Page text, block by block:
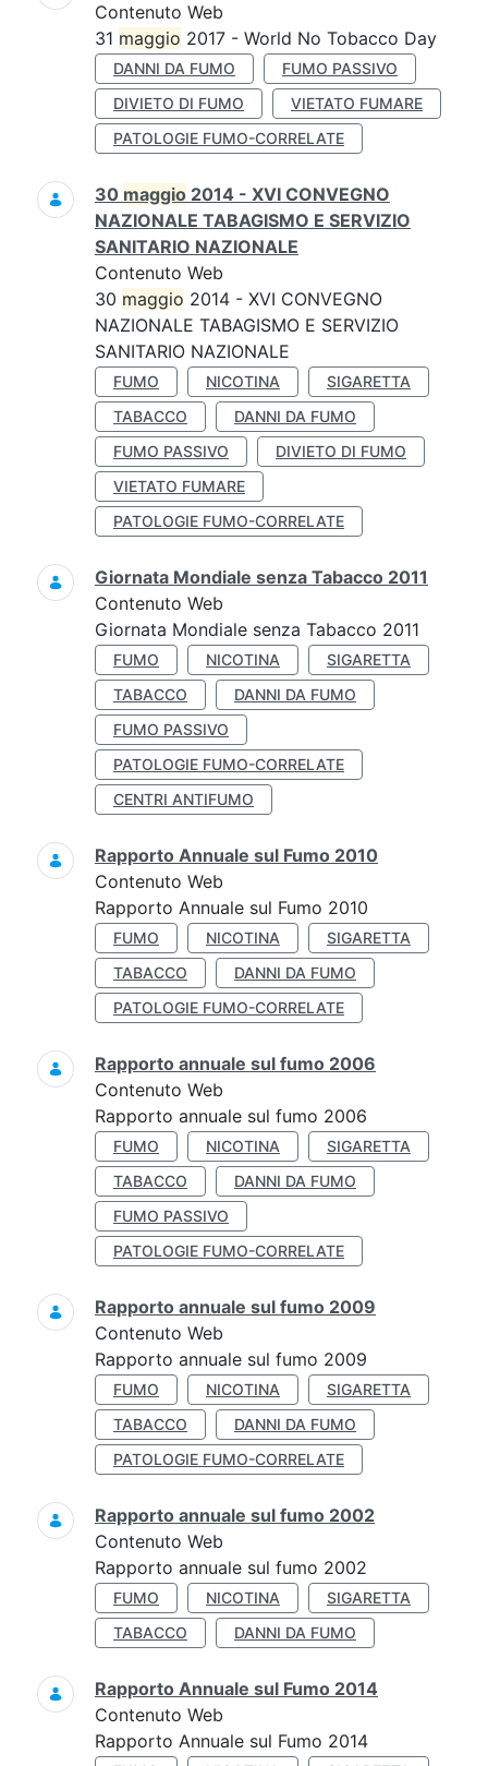
Contenuto Web
31 maggio 2017 - World No Tobacco Day
DANNI DA FUMO
FUMO PASSIVO
DIVIETO DI FUMO
VIETATO FUMARE
PATOLOGIE FUMO-CORRELATE
30 maggio 2014 - XVI CONVEGNO
NAZIONALE TABAGISMO E SERVIZIO
SANITARIO NAZIONALE
Contenuto Web
30 maggio 2014 - XVI CONVEGNO
NAZIONALE TABAGISMO E SERVIZIO
SANITARIO NAZIONALE
FUMO NICOTINA
SIGARETTA
TABACCO
DANNI DA FUMO
FUMO PASSIVO
DIVIETO DI FUMO
VIETATO FUMARE
PATOLOGIE FUMO-CORRELATE
Giornata Mondiale senza Tabacco 2011
Contenuto Web
Giornata Mondiale senza Tabacco 2011
FUMO NICOTINA
SIGARETTA
TABACCO
DANNI DA FUMO
FUMO PASSIVO
PATOLOGIE FUMO-CORRELATE
CENTRI ANTIFUMO
Rapporto Annuale sul Fumo 2010
Contenuto Web
Rapporto Annuale sul Fumo 2010
FUMO NICOTINA
SIGARETTA
TABACCO
DANNI DA FUMO
PATOLOGIE FUMO-CORRELATE
Rapporto annuale sul fumo 2006
Contenuto Web
Rapporto annuale sul fumo 2006
FUMO NICOTINA
SIGARETTA
TABACCO
DANNI DA FUMO
FUMO PASSIVO
PATOLOGIE FUMO-CORRELATE
Rapporto annuale sul fumo 2009
Contenuto Web
Rapporto annuale sul fumo 2009
FUMO NICOTINA
SIGARETTA
TABACCO
DANNI DA FUMO
PATOLOGIE FUMO-CORRELATE
Rapporto annuale sul fumo 2002
Contenuto Web
Rapporto annuale sul fumo 2002
FUMO NICOTINA
SIGARETTA
TABACCO
DANNI DA FUMO
Rapporto Annuale sul Fumo 2014
Contenuto Web
Rapporto Annuale sul Fumo 2014